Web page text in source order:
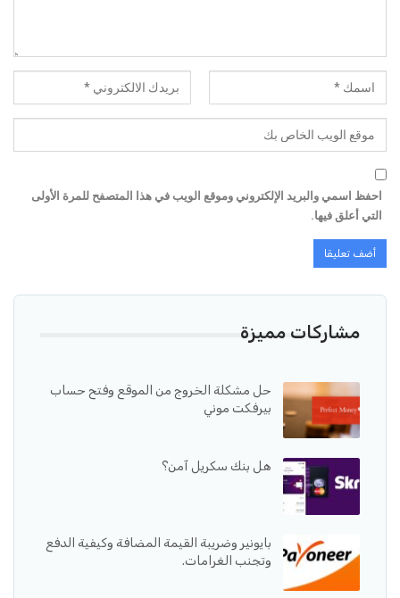
احفظ اسمي والبريد الإلكتروني وموقع الويب في هذا المتصفح للمرة الأولى
التي أعلق فيها.
مشاركات مميزة
حل مشكلة الخروج من الموقع وفتح حساب
بيرفكت موني
هل بنك سكريل آمن؟
بايونير وضريبة القيمة المضافة وكيفية الدفع
وتجنب الغرامات.